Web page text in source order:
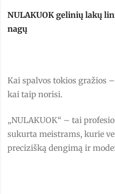
NULAKUOK gelinių lakų
nagų
Kai spalvos tokios gražios
kai taip norisi.
„NULAKUOK“ – tai
sukurta meistrams, kurie
precizišką dengimą ir